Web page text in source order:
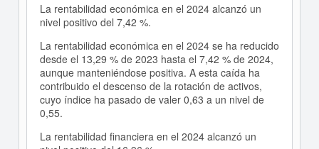
La rentabilidad económica en el 2024 alcanzó un
nivel positivo del 7,42 %.
La rentabilidad económica en el 2024 se ha reducido
desde el 13,29 % de 2023 hasta el 7,42 % de 2024,
aunque manteniéndose positiva. A esta caída ha
contribuido el descenso de la rotación de activos,
cuyo índice ha pasado de valer 0,63 a un nivel de
0,55.
La rentabilidad financiera en el 2024 alcanzó un